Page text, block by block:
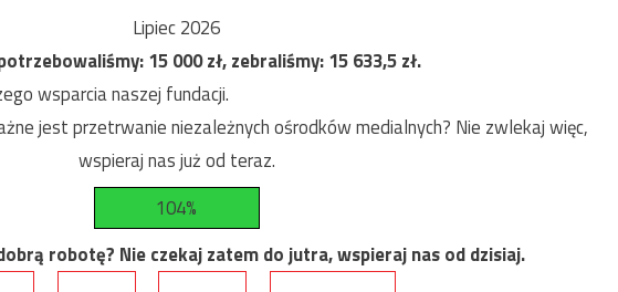
Lipiec 2026
15 000zł, zebraliśmy:15 633,5zł.
wsparcia naszej fundacji.
jest przetrwanie niezależnych ośrodków medialnych? Nie zwlekaj więc,
wspieraj nas już od teraz.
104%
robotę? Nie czekaj zatem do jutra, wspieraj nas od dzisiaj.